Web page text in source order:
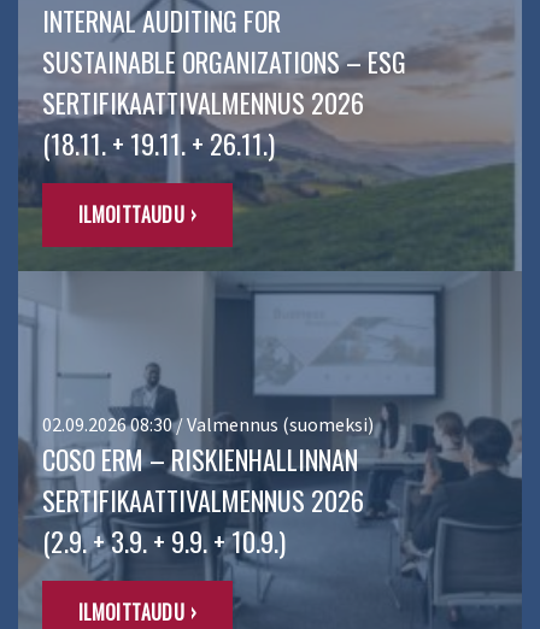
INTERNAL AUDITING FOR
SUSTAINABLE ORGANIZATIONS – ESG
SERTIFIKAATTIVALMENNUS 2026
(18.11. + 19.11. + 26.11.)
ILMOITTAUDU ›
02.09.2026 08:30 / Valmennus (suomeksi)
COSO ERM – RISKIENHALLINNAN
SERTIFIKAATTIVALMENNUS 2026
(2.9. + 3.9. + 9.9. + 10.9.)
ILMOITTAUDU ›